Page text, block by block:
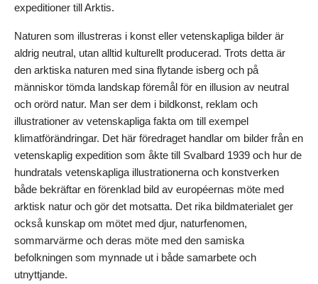
expeditioner till Arktis.
Naturen som illustreras i konst eller vetenskapliga bilder är
aldrig neutral, utan alltid kulturellt producerad. Trots detta är
den arktiska naturen med sina flytande isberg och på
människor tömda landskap föremål för en illusion av neutral
och orörd natur. Man ser dem i bildkonst, reklam och
illustrationer av vetenskapliga fakta om till exempel
klimatförändringar. Det här föredraget handlar om bilder från en
vetenskaplig expedition som åkte till Svalbard 1939 och hur de
hundratals vetenskapliga illustrationerna och konstverken
både bekräftar en förenklad bild av européernas möte med
arktisk natur och gör det motsatta. Det rika bildmaterialet ger
också kunskap om mötet med djur, naturfenomen,
sommarvärme och deras möte med den samiska
befolkningen som mynnade ut i både samarbete och
utnyttjande.